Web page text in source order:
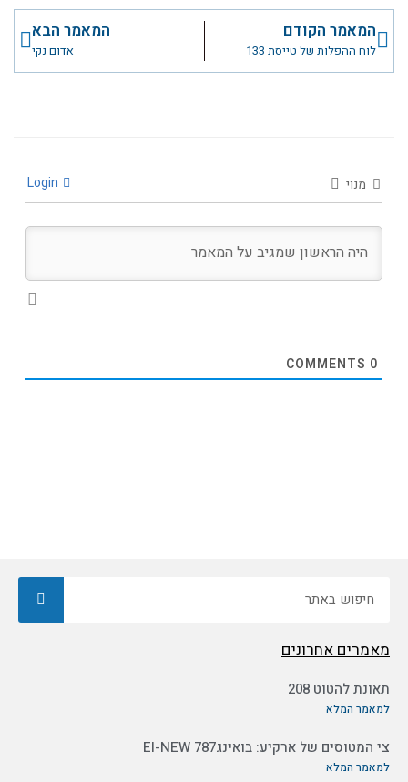
קודם
המאמר הקודם
לוח ההפלות של טייסת 133
המאמר הבא
אדום נקי
מנוי
0
מאמרים אחרונים
תאונת להטוט 208
למאמר המלא
צי המטוסים של ארקיע: בואינג787 EI-NEW
למאמר המלא